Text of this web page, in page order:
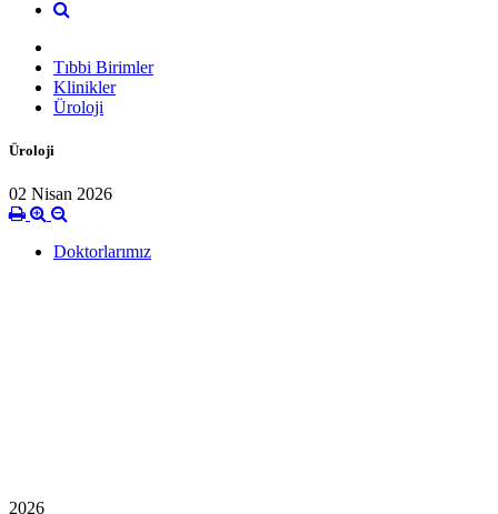
Tıbbi Birimler
Klinikler
Üroloji
Üroloji
02 Nisan 2026
Doktorlarımız
2026